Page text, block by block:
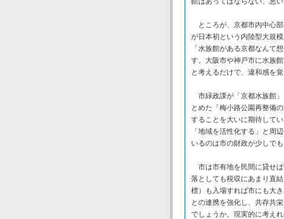
ところが、京都市内中心部
が日本初という内陸型大規
「水族館がある京都なんて
す。大阪市や神戸市に水族
と考えるだけで、違和感を
市緑政課が「京都水族館
とめた「梅小路公園再整備
することを大いに期待して
「地域を活性化する」と周
いるのは市の財政が少しで
市は市有地を民間に貸せ
落としても税収にあまり直
標）も入場すれば市にも大
との連携を強化し、共存共
でしょうか。現実的に考え